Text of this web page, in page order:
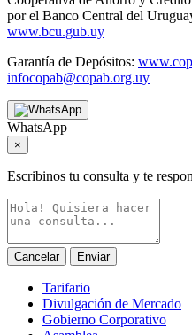
por el Banco Central del
www.bcu.gub.uy
Garantía de Depósitos:
infocopab@copab.org.uy
WhatsApp
×
Escribinos tu consulta y te
Cancelar Enviar
Tarifario
Divulgación de Mercado
Gobierno Corporativo